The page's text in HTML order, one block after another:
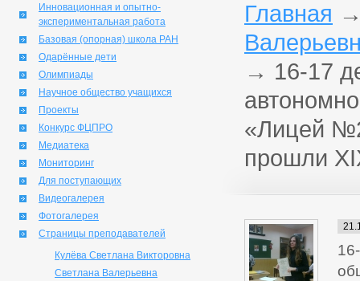
Инновационная и опытно-
экспериментальная работа
Базовая (опорная) школа РАН
Одарённые дети
Олимпиады
Научное общество учащихся
Проекты
Конкурс ФЦПРО
Медиатека
Мониторинг
Для поступающих
Видеогалерея
Фотогалерея
Страницы преподавателей
Кулёва Светлана Викторовна
Светлана Валерьевна
Главная
→ 16-17
«Лицей
прошли